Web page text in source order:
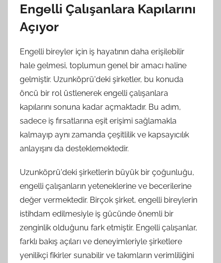
Engelli Çalışanlara Kapılarını
Açıyor
Engelli bireyler için iş hayatının daha erişilebilir
hale gelmesi, toplumun genel bir amacı haline
gelmiştir. Uzunköprü'deki şirketler, bu konuda
öncü bir rol üstlenerek engelli çalışanlara
kapılarını sonuna kadar açmaktadır. Bu adım,
sadece iş fırsatlarına eşit erişimi sağlamakla
kalmayıp aynı zamanda çeşitlilik ve kapsayıcılık
anlayışını da desteklemektedir.
Uzunköprü'deki şirketlerin büyük bir çoğunluğu,
engelli çalışanların yeteneklerine ve becerilerine
değer vermektedir. Birçok şirket, engelli bireylerin
istihdam edilmesiyle iş gücünde önemli bir
zenginlik olduğunu fark etmiştir. Engelli çalışanlar,
farklı bakış açıları ve deneyimleriyle şirketlere
yenilikçi fikirler sunabilir ve takımların verimliliğini